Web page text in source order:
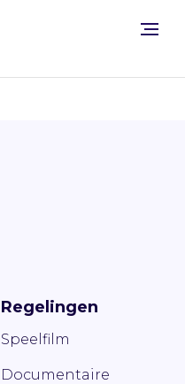
Regelingen
Speelfilm
Documentaire